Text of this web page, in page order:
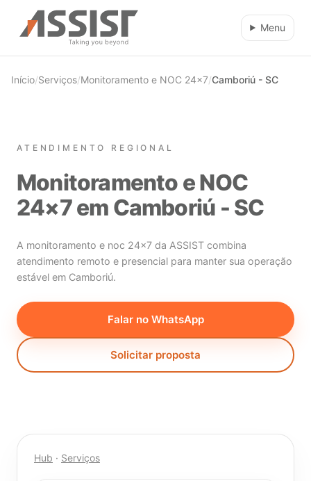
Ir direto para o conteúdo
Menu
Início/Serviços/Monitoramento e NOC 24×7/Camboriú - SC
ATENDIMENTO REGIONAL
Monitoramento e NOC
24×7 em Camboriú - SC
A monitoramento e noc 24×7 da ASSIST combina
atendimento remoto e presencial para manter sua operação
estável em Camboriú.
Falar no WhatsApp
Solicitar proposta
Hub · Serviços